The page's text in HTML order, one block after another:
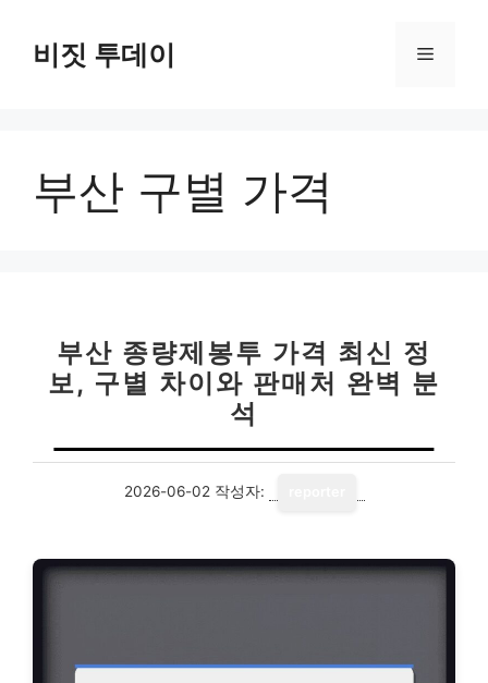
비짓 투데이 메
부산 구별 가격
부산 종량제봉투 가격 최신 정
보, 구별 차이와 판매처 완벽 분
석
2026-06-02 작성자: